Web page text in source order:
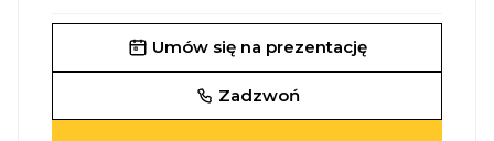
Umów się na prezentację
Zadzwoń